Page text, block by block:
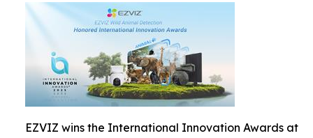
EZVIZ wins the International Innovation Awards at